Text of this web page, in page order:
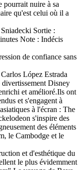
pourrait nuire à sa
qu'est celui où il a
Sortie :
Note : Indécis
de confiance sans
López Estrada
divertissement Disney
et amélioré.Ils ont
et s'engagent à
à l'écran : The
s'inspire des
des éléments
le Cambodge et le
et d'esthétique du
le plus évidemment